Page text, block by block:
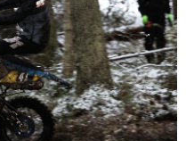
ALALTA